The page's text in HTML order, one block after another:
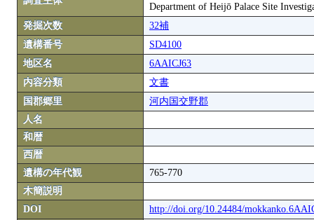
Department of Heijō Palace Site
発掘次数
32補
遺構番号
SD4100
地区名
6AAICJ63
内容分類
文書
国郡郷里
河内国交野郡
人名
和暦
西暦
遺構の年代観
765-770
木簡説明
DOI
http://doi.org/10.24484/